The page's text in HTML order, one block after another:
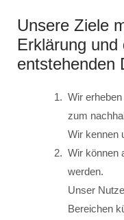
Unsere Ziele
Erklärung und
entstehenden
Wir
zum
Wir kennen
Wir können
werden.
Unser
Bereichen